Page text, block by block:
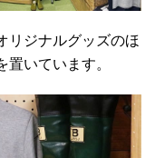
リジナルグッズのほ
いています。